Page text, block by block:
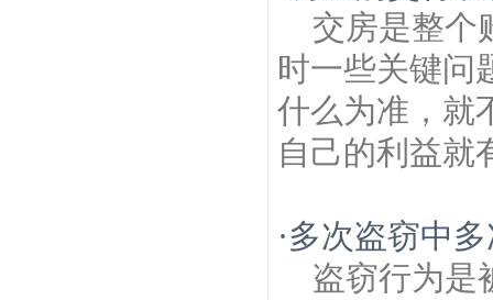
交房是整个
时一些关键问
什么为准，就
自己的利益就
·多次盗窃中
盗窃行为是